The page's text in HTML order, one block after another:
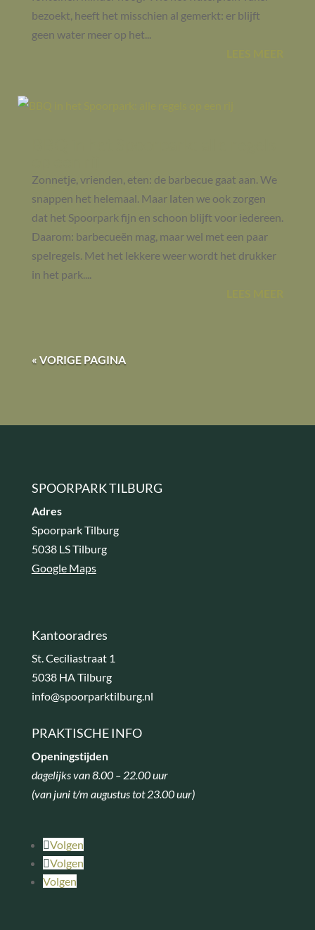
bezoekt, heeft het misschien al gemerkt: er blijft
geen water meer op het...
Zonnetje, vrienden, eten: de barbecue gaat aan. We
snappen het helemaal. Maar laten we ook zorgen
dat het Spoorpark fijn en schoon blijft voor iedereen.
Daarom: barbecueën mag, maar wel met een paar
spelregels. Met het lekkere weer wordt het drukker
in het park....
« VORIGE PAGINA
SPOORPARK TILBURG
Adres
Spoorpark Tilburg
5038 LS Tilburg
Google Maps
Kantooradres
St. Ceciliastraat 1
5038 HA Tilburg
info@spoorparktilburg.nl
PRAKTISCHE INFO
Openingstijden
dagelijks van 8.00 – 22.00 uur
(van juni t/m augustus tot 23.00 uur)
Volgen
Volgen
Volgen